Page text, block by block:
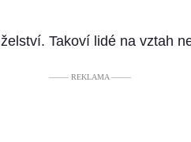
Takoví lidé na vztah
––––– REKLAMA –––––